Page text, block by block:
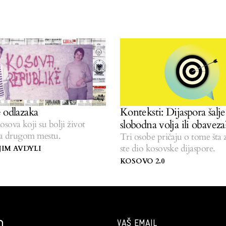
koji su bolji život
drugom mestu.
AVDYLI
Konteksti: Dijaspora
slobodna volja ili
Tri osobe pričaju o tome šta
ste dio kosovske dijaspore.
KOSOVO 2.0